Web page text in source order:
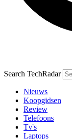
Search TechRadar
Nieuws
Koopgidsen
Review
Telefoons
Tv's
Laptops